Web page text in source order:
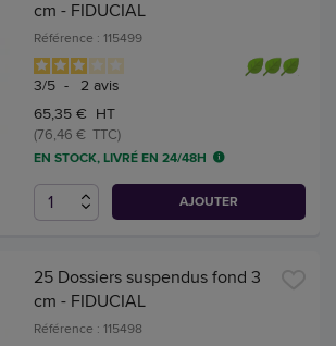
cm - FIDUCIAL
Référence : 115499
3/5 - 2 avis
65,35 € HT
(76,46 € TTC)
EN STOCK, LIVRÉ EN 24/48H
AJOUTER
25 Dossiers suspendus fond 3
cm - FIDUCIAL
Référence : 115498